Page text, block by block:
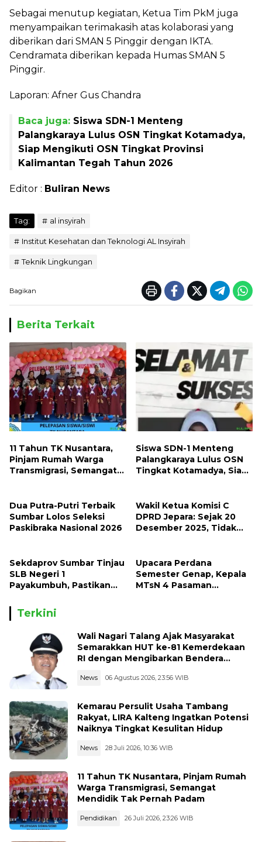
Sebagai menutup kegiatan, Ketua Tim PkM juga
menyampaikan terimakasih atas kolaborasi yang
diberikan dari SMAN 5 Pinggir dengan IKTA.
Cendramata diberikan kepada Humas SMAN 5
Pinggir.
Laporan: Afner Gus Chandra
Baca juga: Siswa SDN-1 Menteng
Palangkaraya Lulus OSN Tingkat Kotamadya,
Siap Mengikuti OSN Tingkat Provinsi
Kalimantan Tegah Tahun 2026
Editor : Buliran News
Tag: al insyirah
Institut Kesehatan dan Teknologi AL Insyirah
Teknik Lingkungan
Bagikan
Berita Terkait
11 Tahun TK Nusantara,
Pinjam Rumah Warga
Transmigrasi, Semangat
Siswa SDN-1 Menteng
Palangkaraya Lulus OSN
Tingkat Kotamadya, Siap
Tegah Tahun 2026
Dua Putra-Putri Terbaik
Sumbar Lolos Seleksi
Paskibraka Nasional 2026
Wakil Ketua Komisi C
DPRD Jepara: Sejak 20
Desember 2025, Tidak
Sekdaprov Sumbar Tinjau
SLB Negeri 1
Payakumbuh, Pastikan
Inklusif Berjalan Optimal
Upacara Perdana
Semester Genap, Kepala
MTsN 4 Pasaman
Terkini
Wali Nagari Talang Ajak Masyarakat
Semarakkan HUT ke-81 Kemerdekaan
RI dengan Mengibarkan Bendera
News 06 Agustus 2026, 23:56 WIB
Kemarau Persulit Usaha Tambang
Rakyat, LIRA Kalteng Ingatkan Potensi
Naiknya Tingkat Kesulitan Hidup
News 28 Juli 2026, 10:36 WIB
11 Tahun TK Nusantara, Pinjam Rumah
Warga Transmigrasi, Semangat
Mendidik Tak Pernah Padam
Pendidikan 26 Juli 2026, 23:26 WIB